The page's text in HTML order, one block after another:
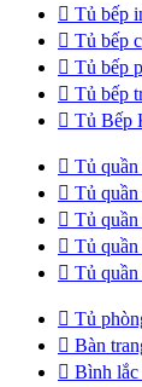
 Tủ bếp
 Tủ bếp
 Tủ bếp
 Tủ bếp
 Tủ Bếp
 Tủ quần
 Tủ
 Tủ quần
 Tủ quần
 Tủ quần
 Tủ
 Bàn
 Bình lắc